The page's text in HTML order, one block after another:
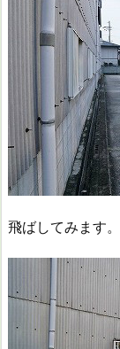
飛ばしてみます。